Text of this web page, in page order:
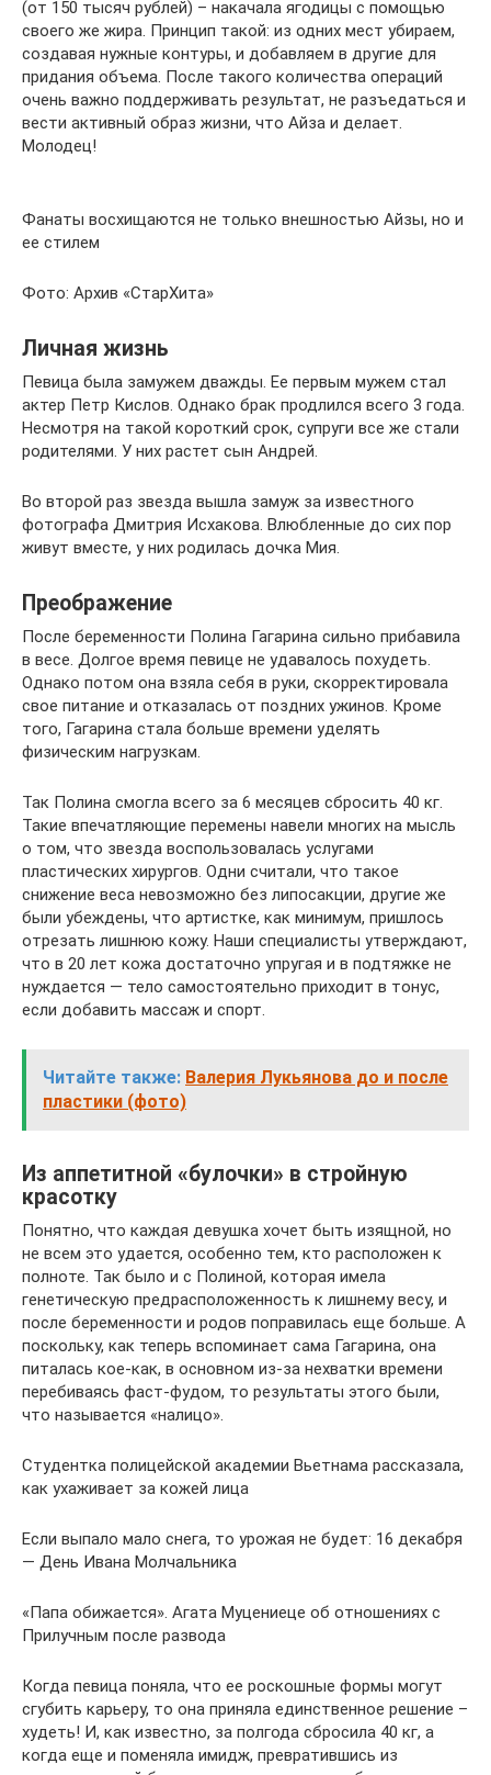
(от 150 тысяч рублей) – накачала ягодицы с помощью
своего же жира. Принцип такой: из одних мест убираем,
создавая нужные контуры, и добавляем в другие для
придания объема. После такого количества операций
очень важно поддерживать результат, не разъедаться и
вести активный образ жизни, что Айза и делает.
Молодец!
Фанаты восхищаются не только внешностью Айзы, но и
ее стилем
Фото: Архив «СтарХита»
Личная жизнь
Певица была замужем дважды. Ее первым мужем стал
актер Петр Кислов. Однако брак продлился всего 3 года.
Несмотря на такой короткий срок, супруги все же стали
родителями. У них растет сын Андрей.
Во второй раз звезда вышла замуж за известного
фотографа Дмитрия Исхакова. Влюбленные до сих пор
живут вместе, у них родилась дочка Мия.
Преображение
После беременности Полина Гагарина сильно прибавила
в весе. Долгое время певице не удавалось похудеть.
Однако потом она взяла себя в руки, скорректировала
свое питание и отказалась от поздних ужинов. Кроме
того, Гагарина стала больше времени уделять
физическим нагрузкам.
Так Полина смогла всего за 6 месяцев сбросить 40 кг.
Такие впечатляющие перемены навели многих на мысль
о том, что звезда воспользовалась услугами
пластических хирургов. Одни считали, что такое
снижение веса невозможно без липосакции, другие же
были убеждены, что артистке, как минимум, пришлось
отрезать лишнюю кожу. Наши специалисты утверждают,
что в 20 лет кожа достаточно упругая и в подтяжке не
нуждается — тело самостоятельно приходит в тонус,
если добавить массаж и спорт.
Читайте также: Валерия Лукьянова до и после
пластики (фото)
Из аппетитной «булочки» в стройную
красотку
Понятно, что каждая девушка хочет быть изящной, но
не всем это удается, особенно тем, кто расположен к
полноте. Так было и с Полиной, которая имела
генетическую предрасположенность к лишнему весу, и
после беременности и родов поправилась еще больше. А
поскольку, как теперь вспоминает сама Гагарина, она
питалась кое-как, в основном из-за нехватки времени
перебиваясь фаст-фудом, то результаты этого были,
что называется «налицо».
Студентка полицейской академии Вьетнама рассказала,
как ухаживает за кожей лица
Если выпало мало снега, то урожая не будет: 16 декабря
— День Ивана Молчальника
«Папа обижается». Агата Муцениеце об отношениях с
Прилучным после развода
Когда певица поняла, что ее роскошные формы могут
сгубить карьеру, то она приняла единственное решение –
худеть! И, как известно, за полгода сбросила 40 кг, а
когда еще и поменяла имидж, превратившись из